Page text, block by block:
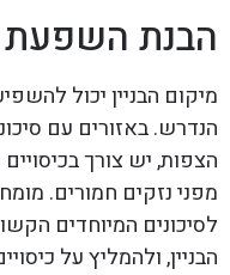
הבנת השפעת
מיקום הבניין יכול
הנדרש. באזורים עם
הצפות, יש צורך
מפני נזקים חמורים.
לסיכונים המיוחדים
הבניין, ולהמליץ על